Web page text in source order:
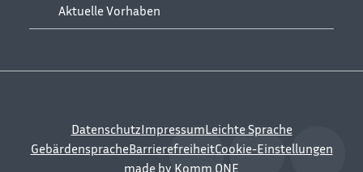
Aktuelle Vorhaben
DatenschutzImpressumLeichte Sprache
GebärdenspracheBarrierefreiheitCookie-Einstellungen
made by Komm.ONE